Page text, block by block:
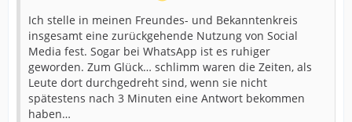
Ich stelle in meinen Freundes- und Bekanntenkreis
insgesamt eine zurückgehende Nutzung von Social
Media fest. Sogar bei WhatsApp ist es ruhiger
geworden. Zum Glück… schlimm waren die Zeiten, als
Leute dort durchgedreht sind, wenn sie nicht
spätestens nach 3 Minuten eine Antwort bekommen
haben…